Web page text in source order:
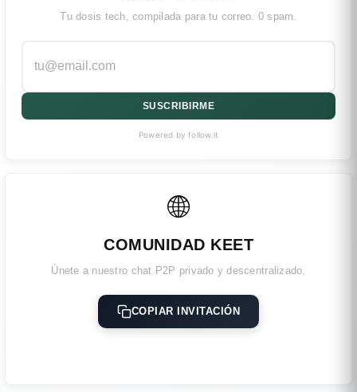
Tu dosis tech, compilada para tu correo. 0 spam.
SUSCRIBIRME
Powered by follow.it
🌐
COMUNIDAD KEET
Únete a nuestro chat P2P privado y descentralizado.
COPIAR INVITACIÓN